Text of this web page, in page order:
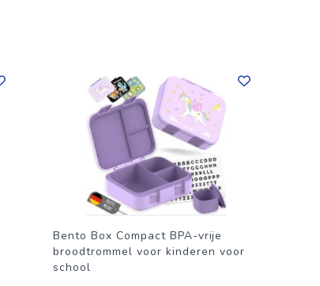
Bento Box Compact BPA-vrije
broodtrommel voor kinderen voor
school